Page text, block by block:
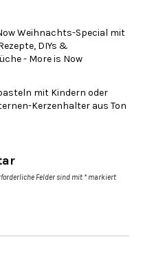
Weihnachts-Special mit
DIYs &
- More is Now
mit Kindern oder
Kerzenhalter aus Ton
Felder sind mit * markiert